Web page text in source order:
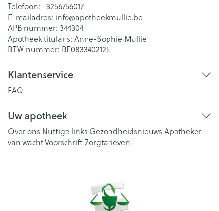
Telefoon: +3256756017
E-mailadres: info@apotheekmullie.be
APB nummer: 344304
Apotheek titularis: Anne-Sophie Mullie
BTW nummer: BE0833402125
Klantenservice
FAQ
Uw apotheek
Over ons Nuttige links Gezondheidsnieuws Apotheker
van wachtVoorschriftZorgtarieven